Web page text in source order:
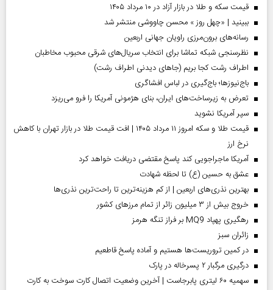
قیمت سکه و طلا در بازار آزاد در ۱۰ مرداد ۱۴۰۵
ببینید | «چهل روز » محسن چاووشی منتشر شد
رسانه‌های برون‌مرزی راویان جهانی اربعین
نظرسنجی شبکه تماشا برای انتخاب سریال‌های شرقی محبوب مخاطبان
اطراف رشت کجا بریم (جاهای دیدنی اطراف رشت)
باج‌نیوزها؛ باج‌گیری در لباس افشاگری
تعرض به زیرساخت‌های ایران، بنای هژمونی آمریکا را فرو می‌ریزد
سپر آمریکا نشوید
قیمت طلا و سکه امروز ۱۱ مرداد ۱۴۰۵ | افت قیمت طلا در بازار تهران با کاهش
نرخ ارز
آمریکا ماجراجویی کند پاسخ مقتضی دریافت خواهد کرد
عشق به حسین (ع) تا لحظه شهادت
بهترین نذری‌های اربعین | از کم هزینه‌ترین تا راحت‌ترین نذری‌ها
خروج بیش از ۳ میلیون زائر از تمام مرز‌های کشور
رهگیری پهپاد MQ9 بر فراز تنگه هرمز
‌زائران سبز
در کمین تروریست‌ها هستیم و آماده پاسخ قاطعیم
درگیری مرگبار ۲ پسرخاله در پارک
سهمیه ۶۰ لیتری پابرجاست | آخرین وضعیت اتصال کارت سوخت به کارت